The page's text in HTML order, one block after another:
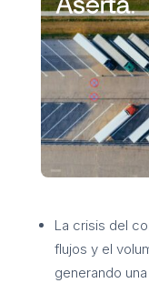
La crisis del
flujos y el
generando